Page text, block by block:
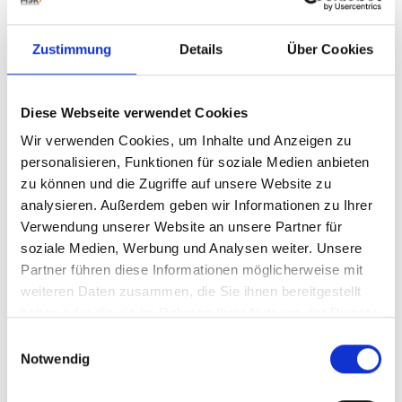
Zustimmung Details Über Cookies
Diese Webseite verwendet Cookies
Wir verwenden Cookies, um Inhalte und Anzeigen zu
personalisieren, Funktionen für soziale Medien anbieten
zu können und die Zugriffe auf unsere Website zu
analysieren. Außerdem geben wir Informationen zu Ihrer
Verwendung unserer Website an unsere Partner für
soziale Medien, Werbung und Analysen weiter. Unsere
Partner führen diese Informationen möglicherweise mit
weiteren Daten zusammen, die Sie ihnen bereitgestellt
Notwendig
销售总监Uwe Jonkmanns解释：“在最新的热缩框面
市之前，MSK热缩框的能量消耗已经低于市场平均水
平的10%，2020最新款热缩框的面市，又进一步将燃
气消耗量在原来基础上降低了13%。”
以通过MSK EMSY软件更加轻松的设置参数，目前已
在多个行业投入使用。例如，最新的MSK
Synchrotech热缩框于2020年秋在芬兰一家造纸厂投
入使用，该热缩框可以包装多种不同尺寸的托盘。包
装速度高达每小时250个产品的最新一代MSK热缩框
也在世界领先家电制造
> 了解更多
更多动态